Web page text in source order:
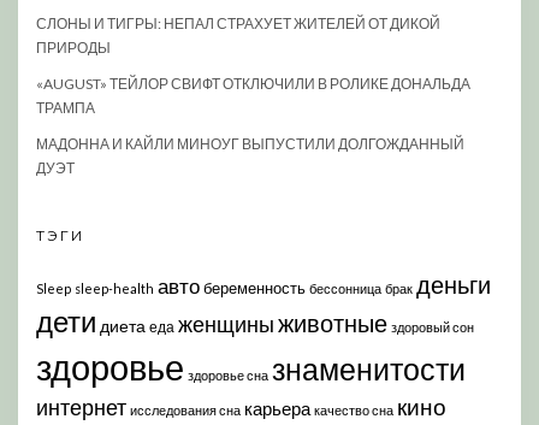
СЛОНЫ И ТИГРЫ: НЕПАЛ СТРАХУЕТ ЖИТЕЛЕЙ ОТ ДИКОЙ
ПРИРОДЫ
«AUGUST» ТЕЙЛОР СВИФТ ОТКЛЮЧИЛИ В РОЛИКЕ ДОНАЛЬДА
ТРАМПА
МАДОННА И КАЙЛИ МИНОУГ ВЫПУСТИЛИ ДОЛГОЖДАННЫЙ
ДУЭТ
ТЭГИ
Sleep sleep-health автобеременность бессонница брак деньги
дети диета еда женщиныживотные здоровый сон
здоровье здоровье сна знаменитости
интернет исследования сна карьера качество сна кино